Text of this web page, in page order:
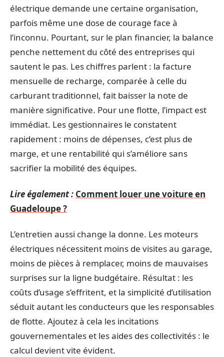
électrique demande une certaine organisation,
parfois même une dose de courage face à
l’inconnu. Pourtant, sur le plan financier, la balance
penche nettement du côté des entreprises qui
sautent le pas. Les chiffres parlent : la facture
mensuelle de recharge, comparée à celle du
carburant traditionnel, fait baisser la note de
manière significative. Pour une flotte, l’impact est
immédiat. Les gestionnaires le constatent
rapidement : moins de dépenses, c’est plus de
marge, et une rentabilité qui s’améliore sans
sacrifier la mobilité des équipes.
Lire également : Comment louer une voiture en
Guadeloupe ?
L’entretien aussi change la donne. Les moteurs
électriques nécessitent moins de visites au garage,
moins de pièces à remplacer, moins de mauvaises
surprises sur la ligne budgétaire. Résultat : les
coûts d’usage s’effritent, et la simplicité d’utilisation
séduit autant les conducteurs que les responsables
de flotte. Ajoutez à cela les incitations
gouvernementales et les aides des collectivités : le
calcul devient vite évident.